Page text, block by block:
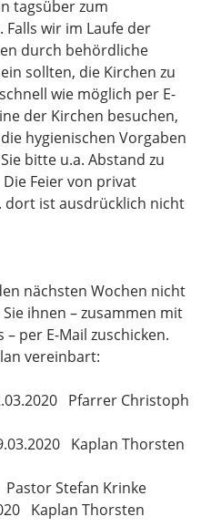
tagsüber zum
wir im Laufe der
durch behördliche
sollten, die Kirchen zu
wie möglich per E-
der Kirchen besuchen,
hygienischen Vorgaben
bitte u.a. Abstand zu
Feier von privat
dort ist ausdrücklich nicht
nächsten Wochen nicht
ihnen – zusammen mit
per E-Mail zuschicken.
vereinbart:
Pfarrer Christoph
Kaplan Thorsten
Stefan Krinke
Kaplan Thorsten